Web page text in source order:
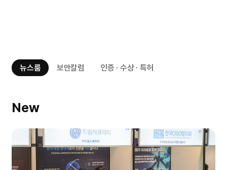
뉴스룸 보안칼럼 인증 · 수상 · 특허
New